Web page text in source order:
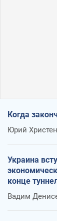
Когда
Юрий
Украина
конце
Вадим